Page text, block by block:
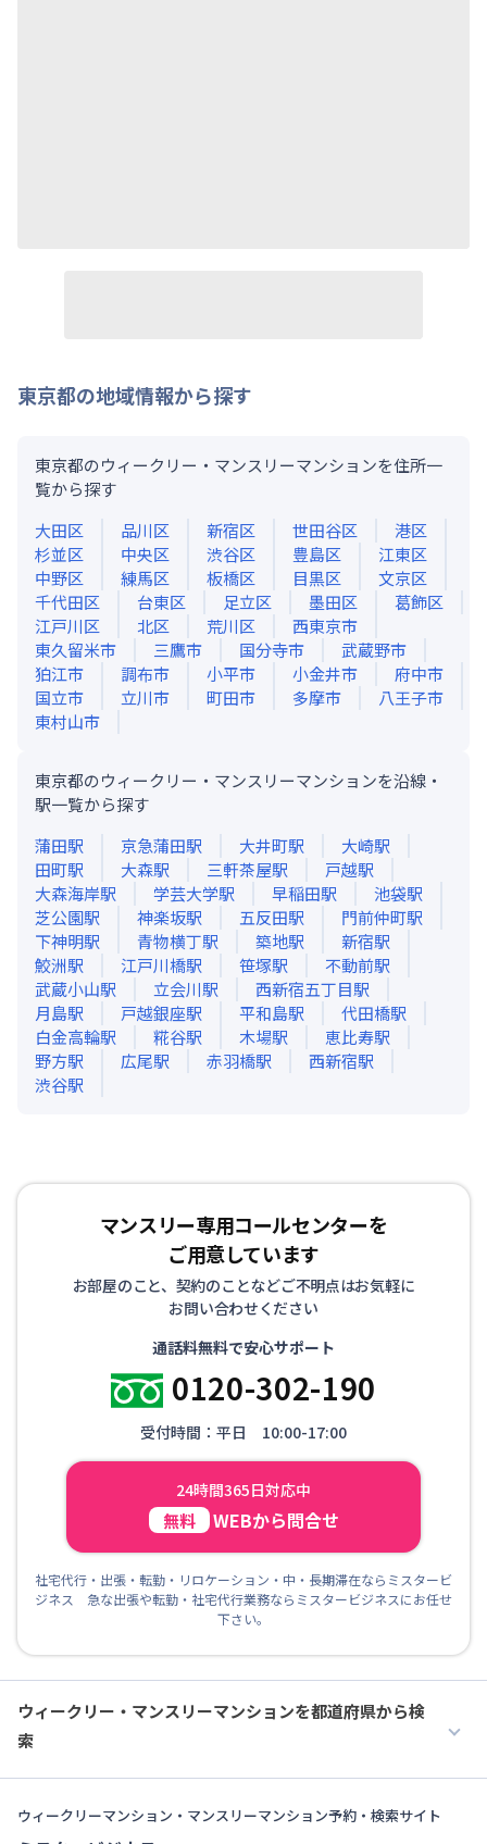
東京都の地域情報から探す
東京都のウィークリー・マンスリーマンションを住所一
覧から探す
大田区
品川区 新宿区 世田谷区
港区
杉並区
中央区 渋谷区 豊島区
江東区
中野区
練馬区 板橋区 目黒区
文京区
千代田区
台東区 足立区 墨田区
葛飾区
江戸川区
北区 荒川区
西東京市
東久留米市
三鷹市 国分寺市
武蔵野市
狛江市
調布市 小平市 小金井市
府中市
国立市
立川市 町田市 多摩市
八王子市
東村山市
東京都のウィークリー・マンスリーマンションを沿線・
駅一覧から探す
蒲田駅 京急蒲田駅 大井町駅 大崎駅
田町駅 大森駅 三軒茶屋駅 戸越駅
大森海岸駅 学芸大学駅 早稲田駅 池袋駅
芝公園駅 神楽坂駅 五反田駅 門前仲町駅
下神明駅 青物横丁駅 築地駅 新宿駅
鮫洲駅 江戸川橋駅 笹塚駅 不動前駅
武蔵小山駅 立会川駅 西新宿五丁目駅
月島駅 戸越銀座駅 平和島駅 代田橋駅
白金高輪駅 糀谷駅 木場駅 恵比寿駅
野方駅 広尾駅 赤羽橋駅 西新宿駅
渋谷駅
マンスリー専用コールセンターを
ご用意しています
お部屋のこと、契約のことなどご不明点はお気軽に
お問い合わせください
通話料無料で安心サポート
0120-302-190
受付時間：平日 10:00-17:00
24時間365日対応中
無料 WEBから問合せ
社宅代行・出張・転勤・リロケーション・中・長期滞在ならミスタービ
ジネス 急な出張や転勤・社宅代行業務ならミスタービジネスにお任せ
下さい。
ウィークリー・マンスリーマンションを都道府県から検
索
ウィークリーマンション・マンスリーマンション予約・検索サイト